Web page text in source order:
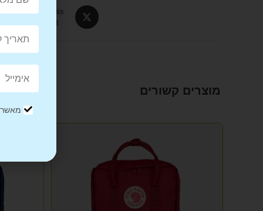
Tweet This
Product
מוצרים קשורים